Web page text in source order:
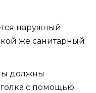
наружный
же санитарный
должны
с помощью